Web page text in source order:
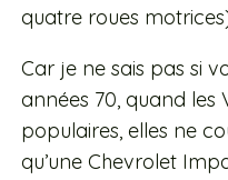
quatre roues
Car je ne sais pas si
années 70, quand les
populaires, elles ne
qu’une Chevrolet